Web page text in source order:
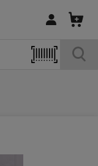
Logi sisse /